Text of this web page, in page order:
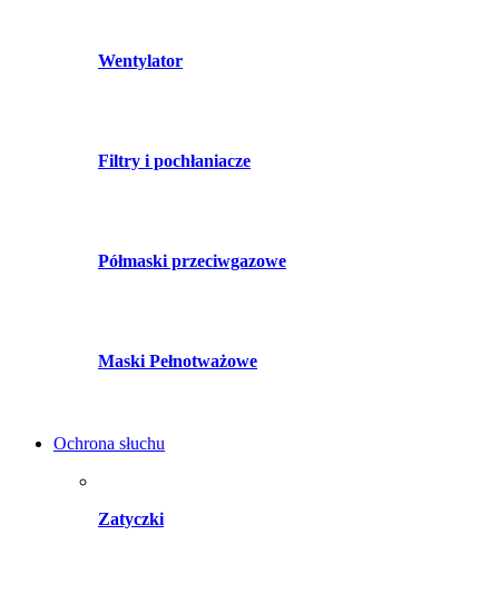
Wentylator
Filtry i pochłaniacze
Półmaski przeciwgazowe
Maski Pełnotważowe
Ochrona słuchu
Zatyczki